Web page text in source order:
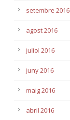
setembre 2016
agost 2016
juliol 2016
juny 2016
maig 2016
abril 2016